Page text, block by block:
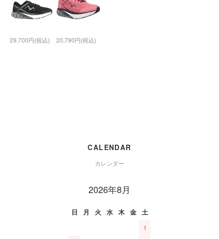
29,700円(税込) 20,790円(税込)
CALENDAR
カレンダー
2026年8月
日 月 火 水 木 金
土
1